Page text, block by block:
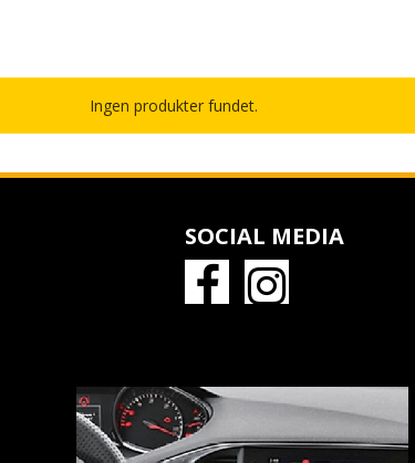
Ingen produkter fundet.
SOCIAL MEDIA